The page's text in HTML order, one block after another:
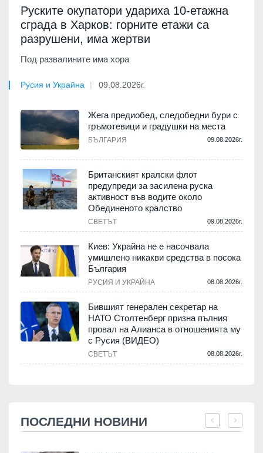
Руските окупатори удариха 10-етажна
сграда в Харков: горните етажи са
разрушени, има жертви
Под развалините има хора
Русия и Украйна 09.08.2026г.
Жега предиобед, следобедни бури с
гръмотевици и градушки на места
БЪЛГАРИЯ 09.08.2026г.
Британският кралски флот
предупреди за засилена руска
активност във водите около
Обединеното кралство
СВЕТЪТ 09.08.2026г.
Киев: Украйна не е насочвала
умишлено никакви средства в посока
България
РУСИЯ И УКРАЙНА 08.08.2026г.
Бившият генерален секретар на
НАТО Столтенберг призна пълния
провал на Алианса в отношенията му
с Русия (ВИДЕО)
СВЕТЪТ 08.08.2026г.
ПОСЛЕДНИ НОВИНИ